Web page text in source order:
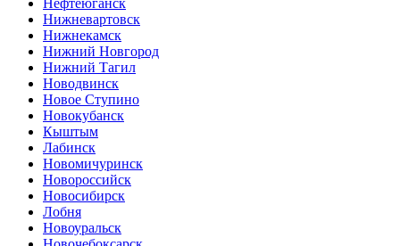
Нижневартовск
Нижнекамск
Нижний Новгород
Нижний Тагил
Новодвинск
Новое Ступино
Новокубанск
Кыштым
Лабинск
Новомичуринск
Новороссийск
Новосибирск
Лобня
Новоуральск